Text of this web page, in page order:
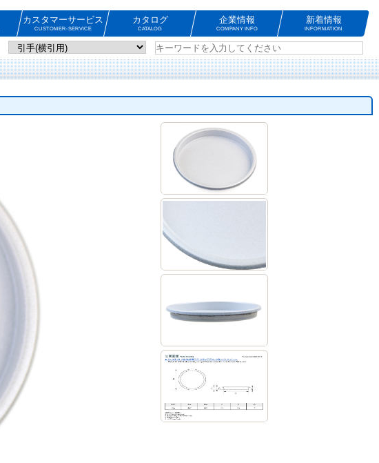
カスタマーサービス
CUSTOMER-SERVICE
カタログ
CATALOG
企業情報
COMPANY INFO
新着情報
INFORMATION